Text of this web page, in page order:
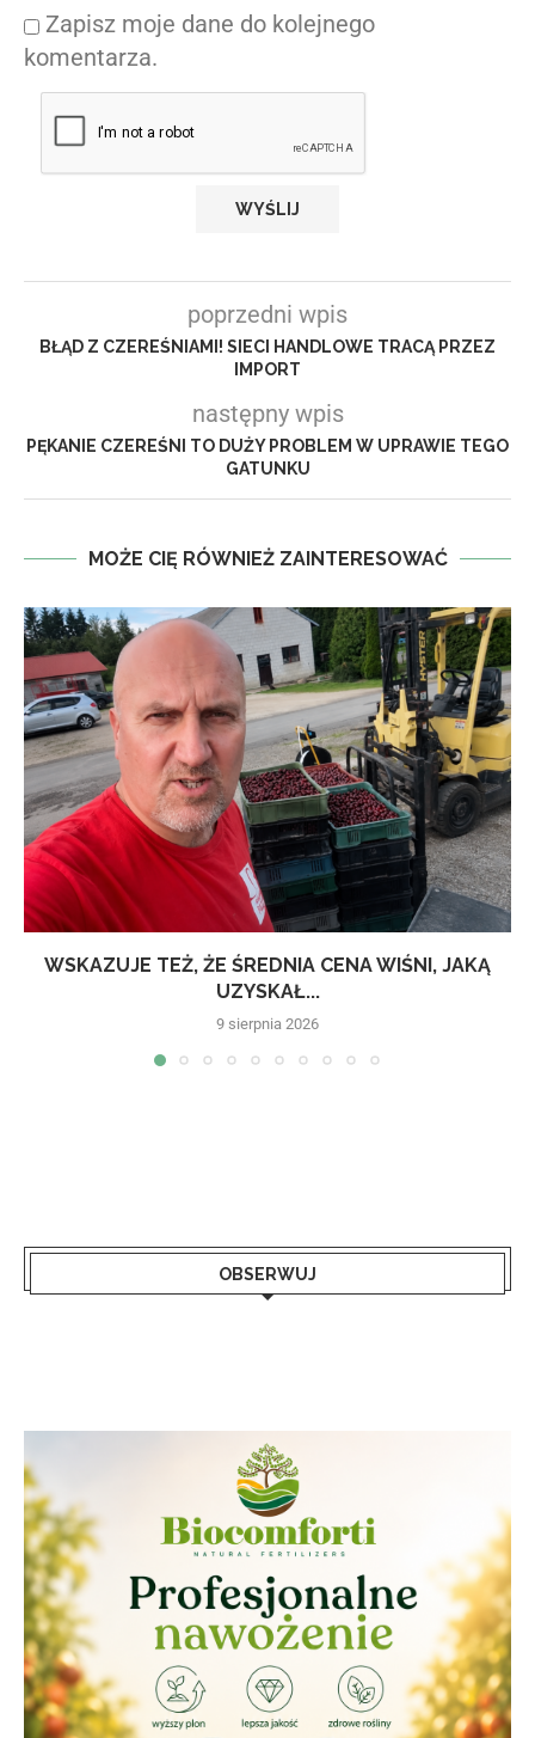
Zapisz moje dane do kolejnego
komentarza.
poprzedni wpis
BŁĄD Z CZEREŚNIAMI! SIECI HANDLOWE TRACĄ PRZEZ
IMPORT
następny wpis
PĘKANIE CZEREŚNI TO DUŻY PROBLEM W UPRAWIE TEGO
GATUNKU
MOŻE CIĘ RÓWNIEŻ ZAINTERESOWAĆ
WSKAZUJE TEŻ, ŻE ŚREDNIA CENA WIŚNI, JAKĄ
UZYSKAŁ...
9 sierpnia 2026
OBSERWUJ